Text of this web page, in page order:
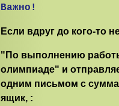
Важно!
Если вдруг до кого-то
"По выполнению
олимпиаде" и
одним письмом с
ящик, :